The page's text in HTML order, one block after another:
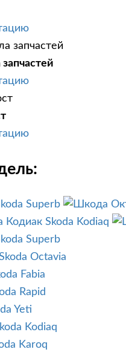
Superb
Skoda Kodiaq
Superb
Octavia
Fabia
Rapid
Yeti
Kodiaq
Karoq